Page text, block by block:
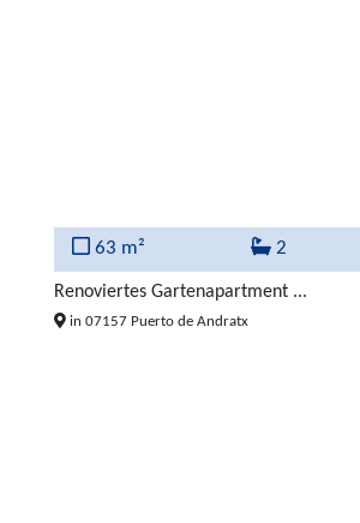
63 m² 2
Renoviertes Gartenapartment ...
in 07157 Puerto de Andratx